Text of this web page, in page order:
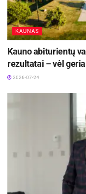
DHL
Baltijos
2026-07-
Tolesni ūkio
apsilankyti UAB
Panevėžio
KAUNAS
Kauno abiturientų
rezultatai – vėl
2026-07-24